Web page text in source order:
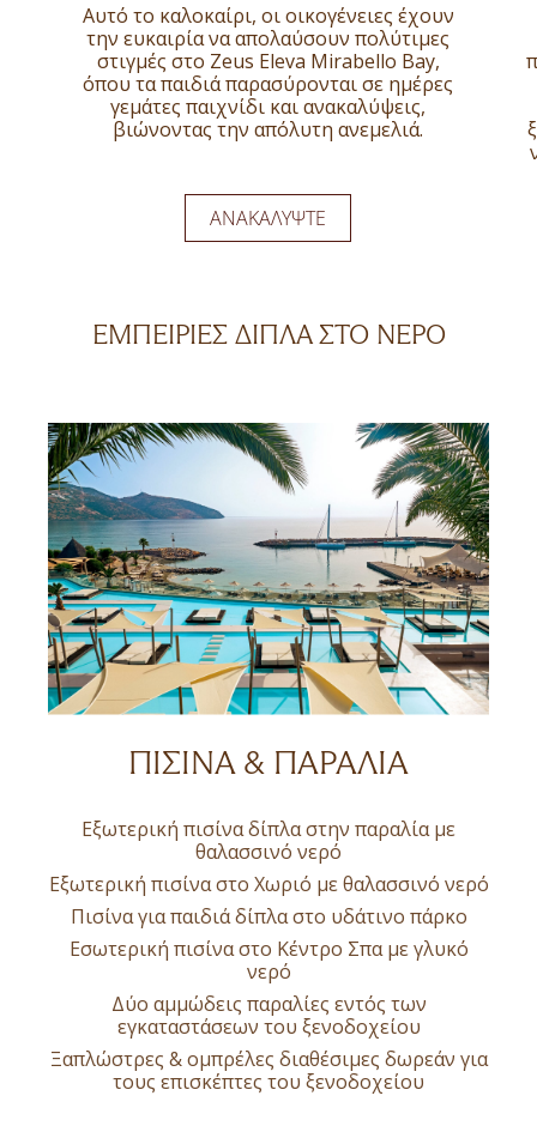
Αυτό το καλοκαίρι, οι οικογένειες έχουν
την ευκαιρία να απολαύσουν πολύτιμες
στιγμές στο Zeus Eleva Mirabello Bay,
όπου τα παιδιά παρασύρονται σε ημέρες
γεμάτες παιχνίδι και ανακαλύψεις,
βιώνοντας την απόλυτη ανεμελιά.
ΑΝΑΚΑΛΥΨΤΕ
ΕΜΠΕΙΡΙΕΣ ΔΙΠΛΑ ΣΤΟ ΝΕΡΟ
ΠΙΣΙΝΑ & ΠΑΡΑΛΙΑ
Εξωτερική πισίνα δίπλα στην παραλία με
θαλασσινό νερό
Εξωτερική πισίνα στο Χωριό με θαλασσινό νερό
Πισίνα για παιδιά δίπλα στο υδάτινο πάρκο
Εσωτερική πισίνα στο Κέντρο Σπα με γλυκό
νερό
Δύο αμμώδεις παραλίες εντός των
εγκαταστάσεων του ξενοδοχείου
Ξαπλώστρες & ομπρέλες διαθέσιμες δωρεάν για
τους επισκέπτες του ξενοδοχείου